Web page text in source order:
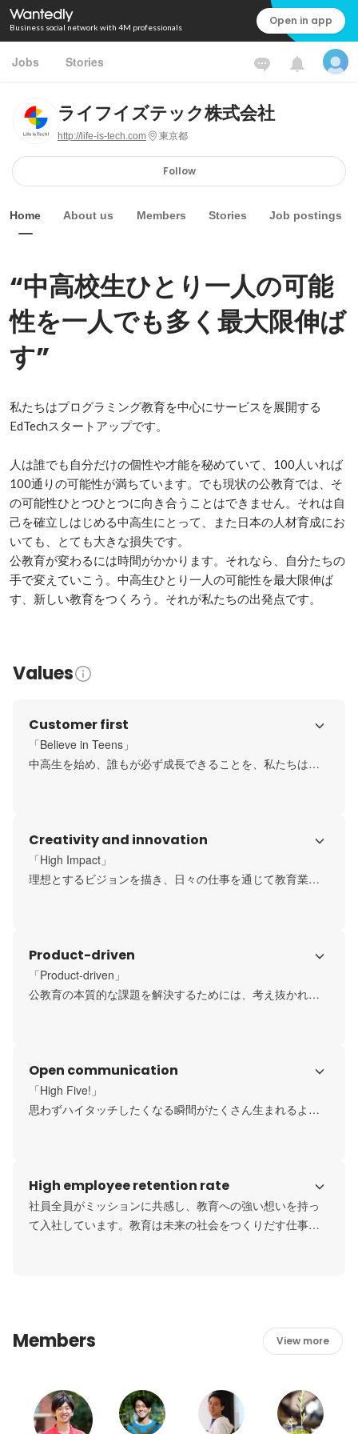
Business social network with 4M professionals Open in app
Jobs Stories
ライフイズテック株式会社
http://life-is-tech.com 東京都
Follow
Home About us Members Stories Job postings
“中高校生ひとり一人の可能
性を一人でも多く最大限伸ば
す”
私たちはプログラミング教育を中心にサービスを展開する
EdTechスタートアップです。
人は誰でも自分だけの個性や才能を秘めていて、100人いれば
100通りの可能性が満ちています。でも現状の公教育では、そ
の可能性ひとつひとつに向き合うことはできません。それは自
己を確立しはじめる中高生にとって、また日本の人材育成にお
いても、とても大きな損失です。
公教育が変わるには時間がかかります。それなら、自分たちの
手で変えていこう。中高生ひとり一人の可能性を最大限伸ば
す、新しい教育をつくろう。それが私たちの出発点です。
Values
Customer first
「Believe in Teens」
中高生を始め、誰もが必ず成長できることを、私たちは信
Creativity and innovation
「High Impact」
理想とするビジョンを描き、日々の仕事を通じて教育業
Product-driven
「Product-driven」
公教育の本質的な課題を解決するためには、考え抜かれた
Open communication
「High Five!」
思わずハイタッチしたくなる瞬間がたくさん生まれるよう
ています。
High employee retention rate
社員全員がミッションに共感し、教育への強い想いを持っ
て入社しています。教育は未来の社会をつくりだす仕事。
Members View more